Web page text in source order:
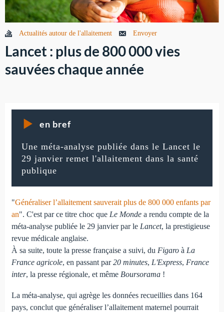
Actualités autour de l'allaitement Envoyer
Lancet : plus de 800 000 vies
sauvées chaque année
en bref
Une méta-analyse publiée dans le Lancet le
29 janvier remet l'allaitement dans la santé
publique
"Généraliser l’allaitement sauverait plus de 800 000 enfants par
an". C'est par ce titre choc que Le Mondea rendu compte de la
méta-analyse publiée le 29 janvier par le Lancet, la prestigieuse
revue médicale anglaise.
À sa suite, toute la presse française a suivi, du Figaroà La
France agricole, en passant par20 minutes, L'Express, France
inter, la presse régionale, et même Boursorama!
La méta-analyse, qui agrège les données recueillies dans 164
pays, conclut que généraliser l’allaitement maternel pourrait